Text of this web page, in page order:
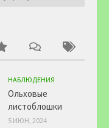
НАБЛЮДЕНИЯ
Ольховые
листоблошки
5 ИЮН, 2024